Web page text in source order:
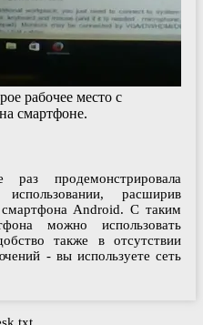
рабочее место с
смартфоне.
продемонстрировала
расширив
Android. С таким
можно использовать
также в отсутствии
- вы используете сеть